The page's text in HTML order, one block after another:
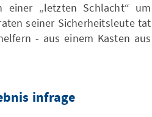
„letzten Schlacht“ um
seiner Sicherheitsleute tat
- aus einem Kasten aus
infrage